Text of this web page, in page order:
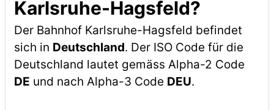
Karlsruhe-Hagsfeld?
Der Bahnhof Karlsruhe-Hagsfeld befindet
sich in Deutschland. Der ISO Code für die
Deutschland lautet gemäss Alpha-2 Code
DE und nach Alpha-3 Code DEU.